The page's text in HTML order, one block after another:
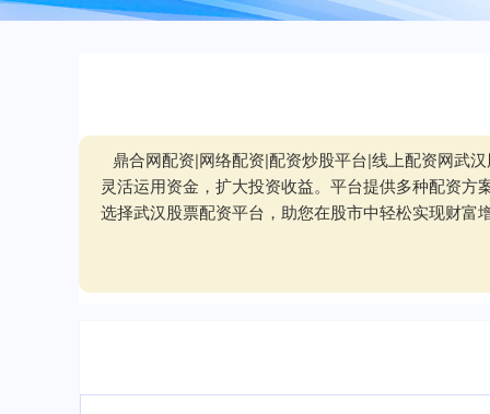
鼎合网配资|网络配资|配资炒股平台|线上配资网武
灵活运用资金，扩大投资收益。平台提供多种配资
选择武汉股票配资平台，助您在股市中轻松实现财富